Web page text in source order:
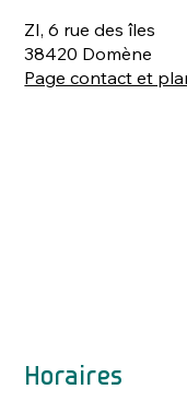
ZI, 6 rue des îles
38420 Domène
Page contact et
Horaires